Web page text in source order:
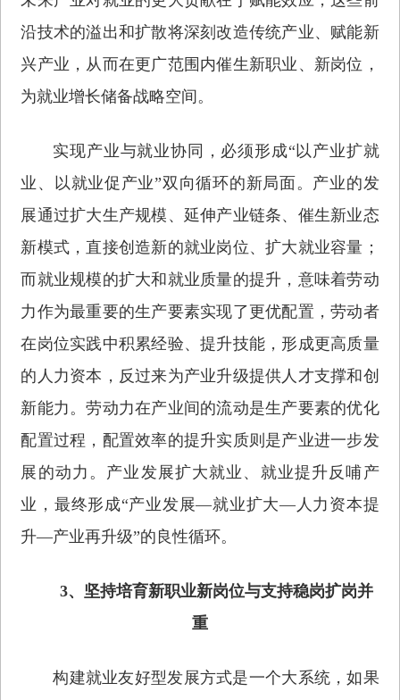
沿技术的溢出和扩散将深刻改造传统产业、赋能新
兴产业，从而在更广范围内催生新职业、新岗位，
为就业增长储备战略空间。
实现产业与就业协同，必须形成“以产业扩就
业、以就业促产业”双向循环的新局面。产业的发
展通过扩大生产规模、延伸产业链条、催生新业态
新模式，直接创造新的就业岗位、扩大就业容量；
而就业规模的扩大和就业质量的提升，意味着劳动
力作为最重要的生产要素实现了更优配置，劳动者
在岗位实践中积累经验、提升技能，形成更高质量
的人力资本，反过来为产业升级提供人才支撑和创
新能力。劳动力在产业间的流动是生产要素的优化
配置过程，配置效率的提升实质则是产业进一步发
展的动力。产业发展扩大就业、就业提升反哺产
业，最终形成“产业发展—就业扩大—人力资本提
升—产业再升级”的良性循环。
3、坚持培育新职业新岗位与支持稳岗扩岗并
重
构建就业友好型发展方式是一个大系统，如果